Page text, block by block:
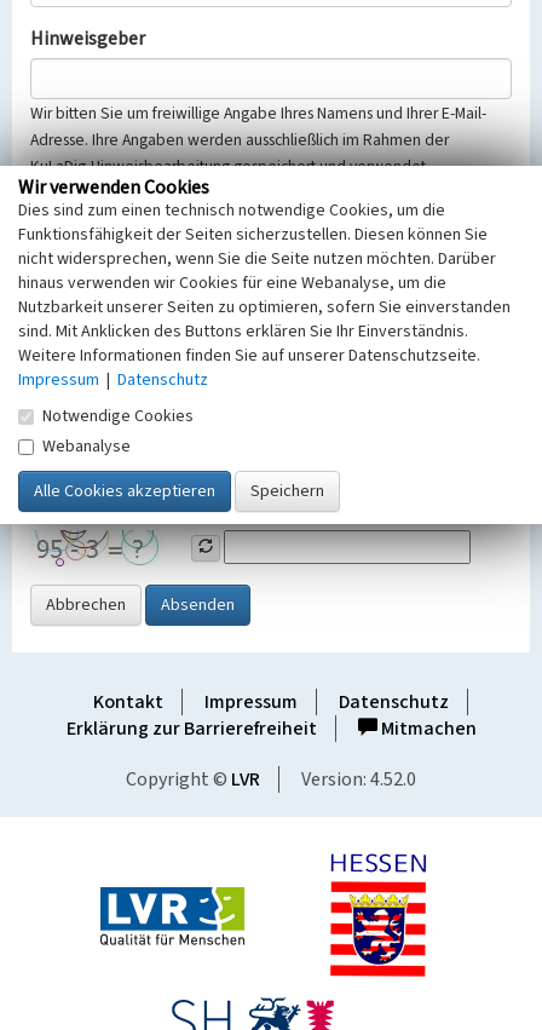
Hinweisgeber
Wir bitten Sie um freiwillige Angabe Ihres Namens und Ihrer E-Mail-
Adresse. Ihre Angaben werden ausschließlich im Rahmen der
KuLaDig-Hinweisbearbeitung gespeichert und verwendet.
Selbstverständlich werden diese entsprechend der Vorschriften des
Telemediengesetzes, des Datenschutzgesetzes NRW und der seit
dem 25.05.2018 gültigen Europäischen Datenschutzgrundverordnung
(EU-DSGVO) vertraulich behandelt, beachten Sie bitte unsere
Hinweise zumDatenschutz
Nachricht
SicherheitsabfrageTragen Sie unten das Rechenergebnis aus der
Grafik ein
Abbrechen Absenden
Kontakt Impressum
Datenschutz
Erklärung zur Barrierefreiheit
Mitmachen
Copyright © LVR Version: 4.52.0
Wir verwenden Cookies
Dies sind zum einen technisch notwendige Cookies, um die
Funktionsfähigkeit der Seiten sicherzustellen. Diesen können Sie
nicht widersprechen, wenn Sie die Seite nutzen möchten. Darüber
hinaus verwenden wir Cookies für eine Webanalyse, um die
Nutzbarkeit unserer Seiten zu optimieren, sofern Sie einverstanden
sind. Mit Anklicken des Buttons erklären Sie Ihr Einverständnis.
Weitere Informationen finden Sie auf unserer Datenschutzseite.
Impressum | Datenschutz
Notwendige Cookies
Webanalyse